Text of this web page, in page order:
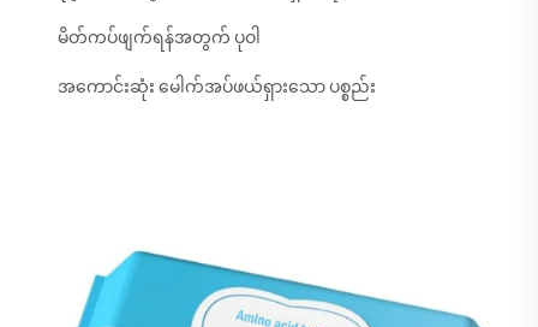
မိတ်ကပ်ဖျက်ရန်အတွက် ပုဝါ
အကောင်းဆုံး မေါက်အပ်ဖယ်ရှားသော ပစ္စည်း